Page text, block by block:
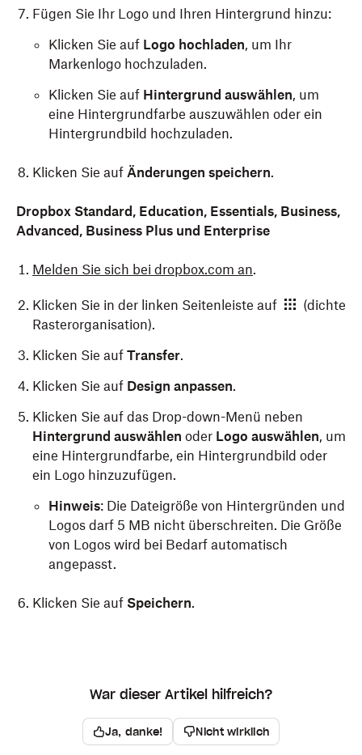
Hinweise:
Die Desktop-App von Dropboxmuss
installiert sein, damit Sie Übertragungen
Download-Benachrichtigungen sind
aktivieren, wenn Sie einen Transfer
erstellen, indem Sie den Anweisungen oben
verwalten.Erfahren Sie, wie Sie gesendete
schützen.
Tippen Sie aufLink zum Teilen kopierenund
fügen Sie den Transfer-Link an der Stelle ein, an
der Sie ihn teilen möchten.
Tippen Sie aufTeilenoderFertig.
Fügen Sie Ihr Logo und Ihren Hintergrund hinzu:
Klicken Sie auf Logo hochladen, um Ihr
Markenlogo hochzuladen.
Klicken Sie auf Hintergrund auswählen, um
eine Hintergrundfarbe auszuwählen oder ein
Hintergrundbild hochzuladen.
Klicken Sie auf Änderungen speichern.
Dropbox Standard, Education, Essentials, Business,
Advanced, Business Plus und Enterprise
Melden Sie sich bei dropbox.com an.
Klicken Sie in der linken Seitenleiste auf
(dichte
Rasterorganisation).
Klicken Sie auf Transfer.
Klicken Sie auf Design anpassen.
Klicken Sie auf das Drop-down-Menü neben
Hintergrund auswählen oder Logo auswählen, um
eine Hintergrundfarbe, ein Hintergrundbild oder
ein Logo hinzuzufügen.
Hinweis: Die Dateigröße von Hintergründen und
Logos darf 5 MB nicht überschreiten. Die Größe
von Logos wird bei Bedarf automatisch
angepasst.
Klicken Sie auf Speichern.
War dieser Artikel hilfreich?
Ja, danke! Nicht wirklich